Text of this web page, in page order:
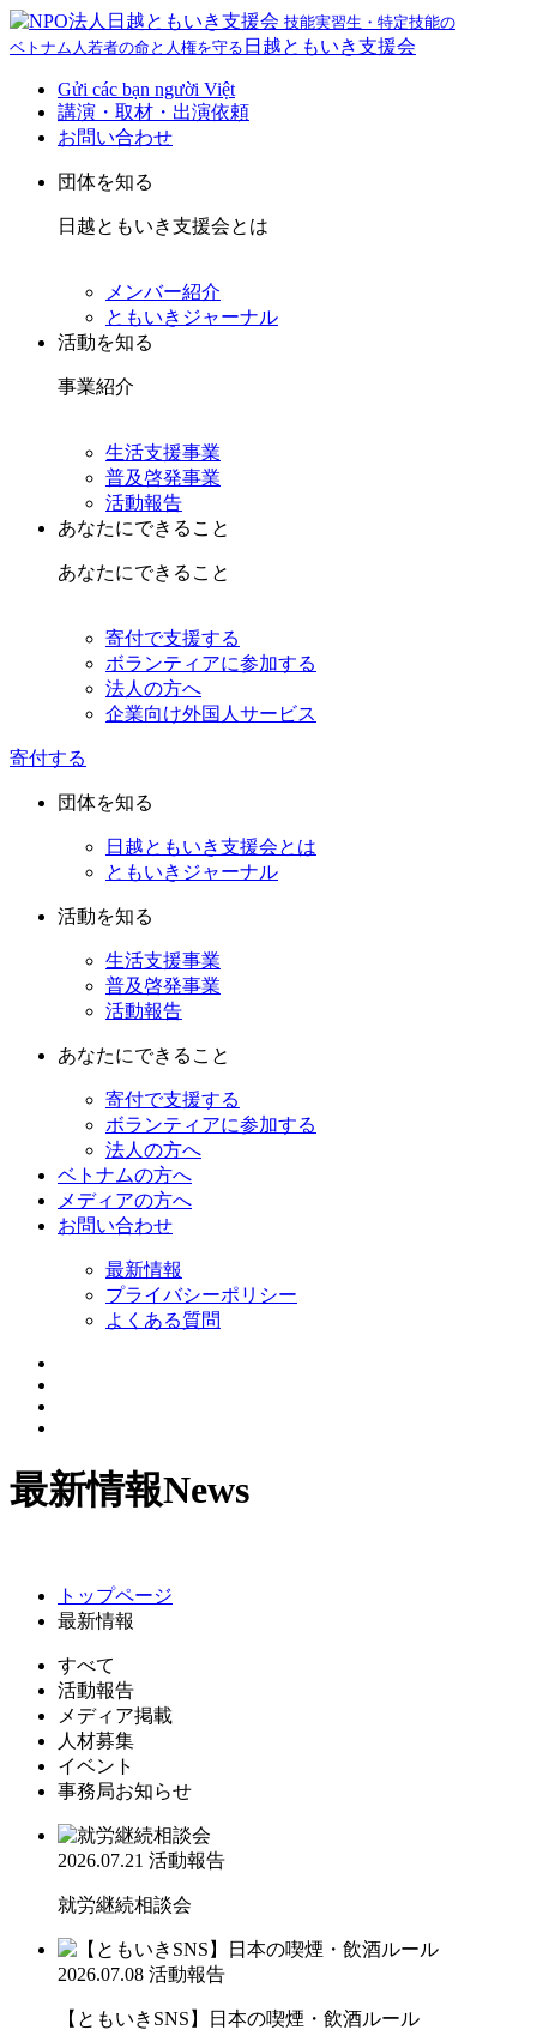
技能実習生・特定技能の
ベトナム人若者の命と人権を守る 日越ともいき支援会
Gửi các bạn người Việt
講演・取材・出演依頼
お問い合わせ
団体を知る
日越ともいき支援会とは
メンバー紹介
ともいきジャーナル
活動を知る
事業紹介
生活支援事業
普及啓発事業
活動報告
あなたにできること
あなたにできること
寄付で支援する
ボランティアに参加する
法人の方へ
企業向け外国人サービス
寄付する
団体を知る
日越ともいき支援会とは
ともいきジャーナル
活動を知る
生活支援事業
普及啓発事業
活動報告
あなたにできること
寄付で支援する
ボランティアに参加する
法人の方へ
ベトナムの方へ
メディアの方へ
お問い合わせ
最新情報
プライバシーポリシー
よくある質問
最新情報News
トップページ
最新情報
すべて
活動報告
メディア掲載
人材募集
イベント
事務局お知らせ
2026.07.21 活動報告
就労継続相談会
2026.07.08 活動報告
【ともいきSNS】日本の喫煙・飲酒ルール